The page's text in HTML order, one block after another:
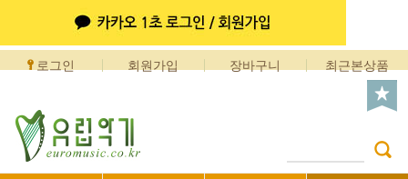
로그인 회원가입 장바구니 최근본상품